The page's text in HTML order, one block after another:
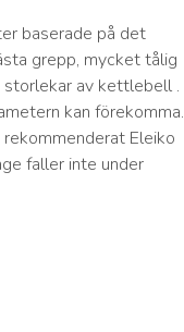
baserade på det
grepp, mycket tålig
storlekar av kettlebell .
kan förekomma.
Eleiko
faller inte under